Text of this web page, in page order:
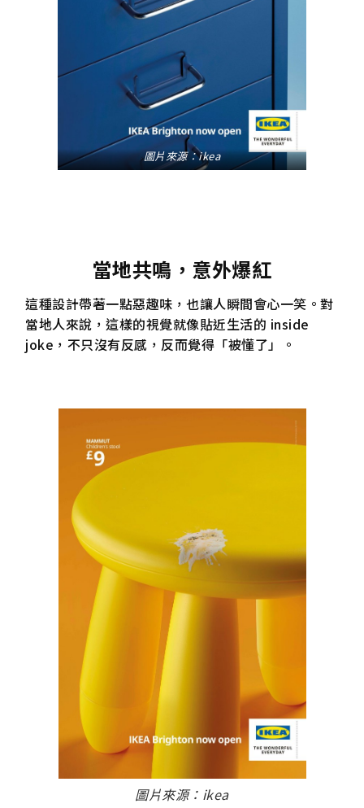
圖片來源：ikea
當地共鳴，意外爆紅
這種設計帶著一點惡趣味，也讓人瞬間會心一笑。對
當地人來說，這樣的視覺就像貼近生活的 inside
joke，不只沒有反感，反而覺得「被懂了」。
圖片來源：ikea